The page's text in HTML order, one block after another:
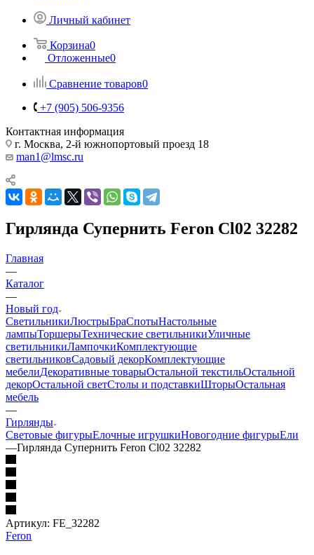
Личный кабинет
Корзина0
Отложенные0
Сравнение товаров0
+7 (905) 506-9356
Контактная информация
г. Москва, 2-й южнопортовый проезд 18
man1@lmsc.ru
Гирлянда Супернить Feron Cl02 32282
Главная
—
Каталог
—
Новый год
СветильникиЛюстрыБраСпотыНастольные
лампыТоршерыТехнические светильникиУличные
светильникиЛампочкиКомплектующие
светильниковСадовый декорКомплектующие
мебелиДекоративные товарыОстальной текстильОстальной
декорОстальной светСтолы и подставкиШторыОстальная
мебель
—
Гирлянды
Световые фигурыЕлочные игрушкиНовогодние фигурыЕли
—Гирлянда Супернить Feron Cl02 32282
Артикул: FE_32282
Feron